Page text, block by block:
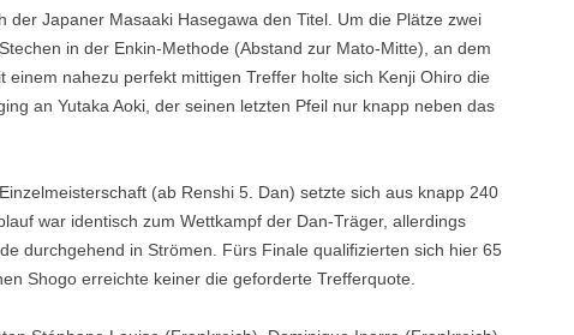
der Japaner Masaaki Hasegawa den Titel. Um die Plätze zwei
in der Enkin-Methode (Abstand zur Mato-Mitte), an dem
einem nahezu perfekt mittigen Treffer holte sich Kenji Ohiro die
an Yutaka Aoki, der seinen letzten Pfeil nur knapp neben das
(ab Renshi 5. Dan) setzte sich aus knapp 240
war identisch zum Wettkampf der Dan-Träger, allerdings
durchgehend in Strömen. Fürs Finale qualifizierten sich hier 65
Shogo erreichte keiner die geforderte Trefferquote.